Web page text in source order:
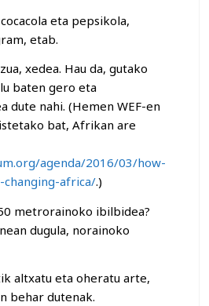
eta pepsikola,
etab.
xedea. Hau da, gutako
baten gero eta
dute nahi. (Hemen WEF-en
bat, Afrikan are
agenda/2016/03/how-
africa/.)
metrorainoko ibilbidea?
dugula, norainoko
altxatu eta oheratu arte,
behar dutenak.